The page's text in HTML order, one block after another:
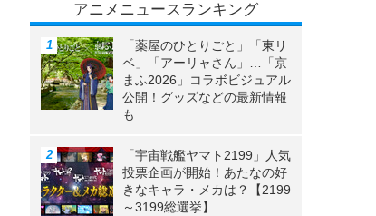
アニメニュースランキング
「薬屋のひとりごと」「東リ
ベ」「アーリャさん」…「京
まふ2026」コラボビジュアル
公開！グッズなどの最新情報
も
「宇宙戦艦ヤマト2199」人気
投票企画が開始！あたなの好
きなキャラ・メカは？【2199
～3199総選挙】